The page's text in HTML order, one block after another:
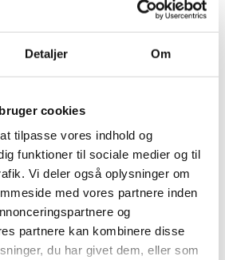
Detaljer Om
cookies
tilpasse vores indhold og
funktioner til sociale medier og til
Vi deler også oplysninger om
med vores partnere inden
og
partnere kan kombinere disse
du har givet dem, eller som
room furniture
oak. Henry
ITEM NUMBER
6538935